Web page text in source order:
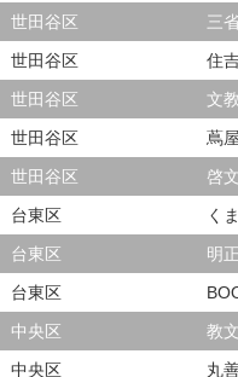
世田谷区
三
世田谷区
住
世田谷区
文
世田谷区
蔦
世田谷区
啓
台東区
く
台東区
明
台東区
中央区
教
中央区
丸